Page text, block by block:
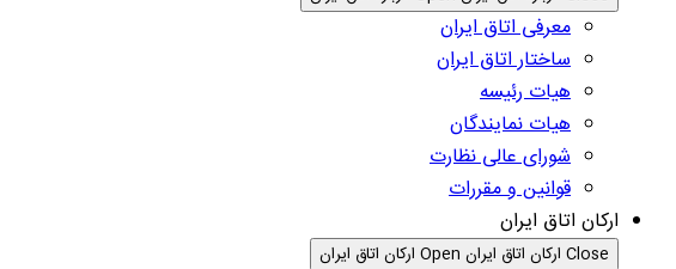
معرفی اتاق ایران
ساختار اتاق ایران
هیات رئیسه
هیات نمایندگان
شورای عالی نظارت
قوانین و مقررات
ارکان اتاق ایران
Close ارکان اتاق ایران Open ارکان اتاق ایران